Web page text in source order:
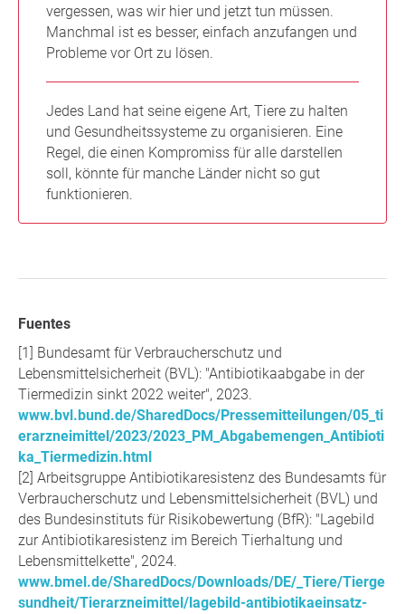
vergessen, was wir hier und jetzt tun müssen.
Manchmal ist es besser, einfach anzufangen und
Probleme vor Ort zu lösen.
Jedes Land hat seine eigene Art, Tiere zu halten
und Gesundheitssysteme zu organisieren. Eine
Regel, die einen Kompromiss für alle darstellen
soll, könnte für manche Länder nicht so gut
funktionieren.
Fuentes
Bundesamt für Verbraucherschutz und
Lebensmittelsicherheit (BVL): "Antibiotikaabgabe in der
Tiermedizin sinkt 2022 weiter", 2023.
www.bvl.bund.de/SharedDocs/Pressemitteilungen/05_ti
erarzneimittel/2023/2023_PM_Abgabemengen_Antibioti
ka_Tiermedizin.html
Arbeitsgruppe Antibiotikaresistenz des Bundesamts für
Verbraucherschutz und Lebensmittelsicherheit (BVL) und
des Bundesinstituts für Risikobewertung (BfR): "Lagebild
zur Antibiotikaresistenz im Bereich Tierhaltung und
Lebensmittelkette", 2024.
www.bmel.de/SharedDocs/Downloads/DE/_Tiere/Tierge
sundheit/Tierarzneimittel/lagebild-antibiotikaeinsatz-